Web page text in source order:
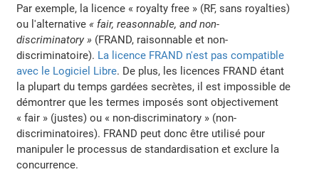
Par exemple, la licence « royalty free » (RF, sans royalties)
ou l'alternative« fair, reasonnable, and non-
discriminatory » (FRAND, raisonnable et non-
discriminatoire). La licence FRAND n'est pas compatible
avec le Logiciel Libre. De plus, les licences FRAND étant
la plupart du temps gardées secrètes, il est impossible de
démontrer que les termes imposés sont objectivement
« fair » (justes) ou « non-discriminatory » (non-
discriminatoires). FRAND peut donc être utilisé pour
manipuler le processus de standardisation et exclure la
concurrence.